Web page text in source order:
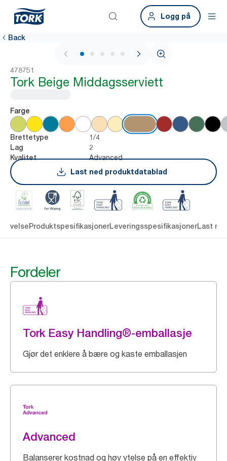
Logg på
Back
1 / 5
478751
Tork Beige Middagsserviett
Farge
Brettetype 1/4
Lag 2
Kvalitet
Advanced
Last ned produktdatablad
ProduktspesifikasjonerLeveringsspesifikasjonerLast
Fordeler
Tork Easy Handling®-emballasje
Gjør det enklere å bære og kaste emballasjen
Advanced
Balanserer kostnad og høy ytelse på en effektiv